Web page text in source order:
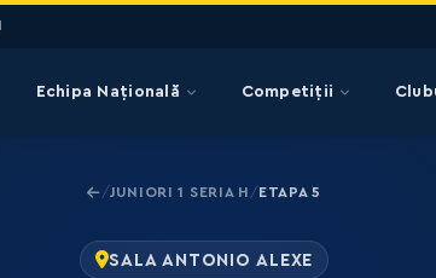
Echipa Națională Competiții
/JUNIORI 1 SERIA H /ETAPA 5
SALA ANTONIO ALEXE